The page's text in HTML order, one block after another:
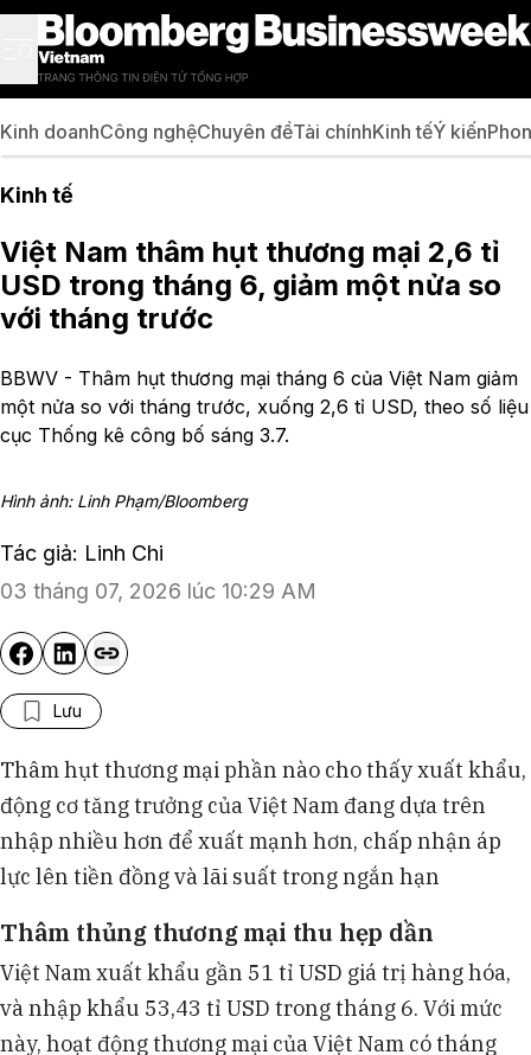
Kinh doanhCông nghệChuyên đềTài chínhKinh tếÝ kiến
Kinh tế
Việt Nam thâm hụt thương mại 2,6 tỉ
USD trong tháng 6, giảm một nửa so
với tháng trước
BBWV - Thâm hụt thương mại tháng 6 của Việt Nam giảm
một nửa so với tháng trước, xuống 2,6 tỉ USD, theo số liệu
cục Thống kê công bố sáng 3.7.
Hình ảnh: Linh Phạm/Bloomberg
Tác giả: Linh Chi
03 tháng 07, 2026 lúc 10:29 AM
Lưu
Thâm hụt thương mại phần nào cho thấy xuất khẩu,
động cơ tăng trưởng của Việt Nam đang dựa trên
nhập nhiều hơn để xuất mạnh hơn, chấp nhận áp
lực lên tiền đồng và lãi suất trong ngắn hạn
Thâm thủng thương mại thu hẹp dần
Việt Nam xuất khẩu gần 51 tỉ USD giá trị hàng hóa,
và nhập khẩu 53,43 tỉ USD trong tháng 6. Với mức
này, hoạt động thương mại của Việt Nam có tháng